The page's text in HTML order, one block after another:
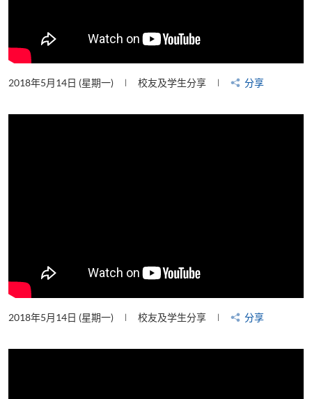
2018年5月14日 (星期一) 校友及学生分享 分享
2018年5月14日 (星期一) 校友及学生分享 分享